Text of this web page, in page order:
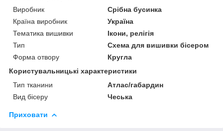
Виробник
Срібна бусинка
Країна виробник
Україна
Тематика вишивки
Ікони, релігія
Тип
Схема для вишивки бісером
Форма отвору
Кругла
Користувальницькі характеристики
Тип тканини
Атлас/габардин
Вид бісеру
Чеська
Приховати